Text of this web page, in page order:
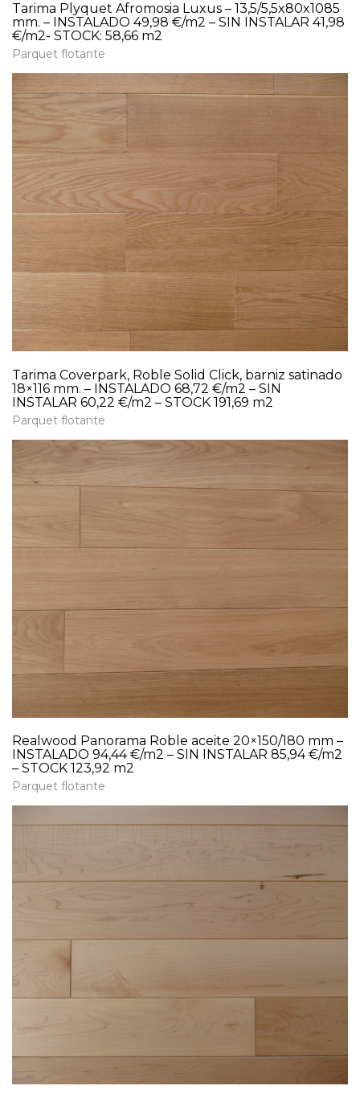
Tarima Plyquet Afromosia Luxus – 13,5/5,5x80x1085
mm. – INSTALADO 49,98 €/m2 – SIN INSTALAR 41,98
€/m2- STOCK: 58,66 m2
Parquet flotante
Tarima Coverpark, Roble Solid Click, barniz satinado
18×116 mm. – INSTALADO 68,72 €/m2 – SIN
INSTALAR 60,22 €/m2 – STOCK 191,69 m2
Parquet flotante
Realwood Panorama Roble aceite 20×150/180 mm –
INSTALADO 94,44 €/m2 – SIN INSTALAR 85,94 €/m2
– STOCK 123,92 m2
Parquet flotante